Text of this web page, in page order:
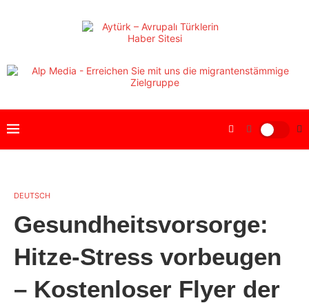
DEUTSCH
Gesundheitsvorsorge:
Hitze-Stress vorbeugen
– Kostenloser Flyer der